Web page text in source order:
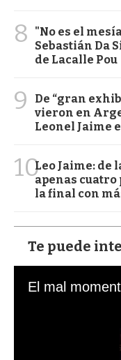
8
"No es el
Sebastián Da
de Lacalle Pou
9
De “gran
vieron en
Leonel Jaime
10Leo Jaime: de
apenas cuatro
la final con
Te puede